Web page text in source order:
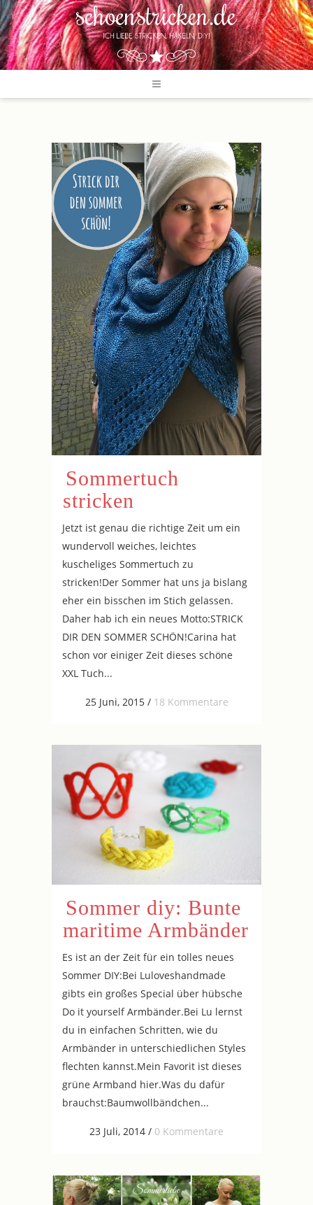
Sommertuch
stricken
Jetzt ist genau die richtige Zeit um ein
wundervoll weiches, leichtes
kuscheliges Sommertuch zu
stricken!Der Sommer hat uns ja bislang
eher ein bisschen im Stich gelassen.
Daher hab ich ein neues Motto:STRICK
DIR DEN SOMMER SCHÖN!Carina hat
schon vor einiger Zeit dieses schöne
XXL Tuch...
25 Juni, 2015/ 18 Kommentare
Sommer diy: Bunte
maritime Armbänder
Es ist an der Zeit für ein tolles neues
Sommer DIY:Bei Luloveshandmade
gibts ein großes Special über hübsche
Do it yourself Armbänder.Bei Lu lernst
du in einfachen Schritten, wie du
Armbänder in unterschiedlichen Styles
flechten kannst.Mein Favorit ist dieses
grüne Armband hier.Was du dafür
brauchst:Baumwollbändchen...
23 Juli, 2014 / 0 Kommentare